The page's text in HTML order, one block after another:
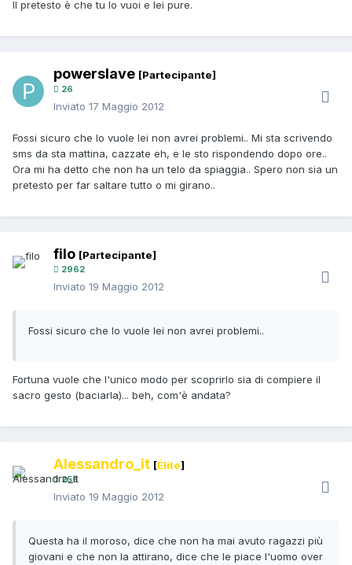
Il pretesto è che tu lo vuoi e lei pure.
powerslave [Partecipante]
26
Inviato 17 Maggio 2012
Fossi sicuro che lo vuole lei non avrei problemi.. Mi sta scrivendo
sms da sta mattina, cazzate eh, e le sto rispondendo dopo ore..
Ora mi ha detto che non ha un telo da spiaggia.. Spero non sia un
pretesto per far saltare tutto o mi girano..
filo [Partecipante]
2962
Inviato 19 Maggio 2012
Fossi sicuro che lo vuole lei non avrei problemi..
Fortuna vuole che l'unico modo per scoprirlo sia di compiere il
sacro gesto (baciarla)... beh, com'è andata?
Alessandro_it [Élite]
255
Inviato 19 Maggio 2012
Questa ha il moroso, dice che non ha mai avuto ragazzi più
giovani e che non la attirano, dice che le piace l'uomo over